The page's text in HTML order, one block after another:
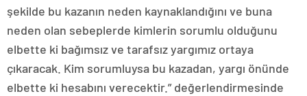
şekilde bu kazanın neden kaynaklandığını ve buna
neden olan sebeplerde kimlerin sorumlu olduğunu
elbette ki bağımsız ve tarafsız yargımız ortaya
çıkaracak. Kim sorumluysa bu kazadan, yargı önünde
elbette ki hesabını verecektir.” değerlendirmesinde